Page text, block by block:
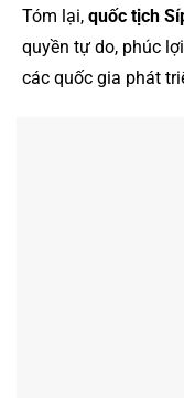
Tóm lại, quốc tịch
quyền tự do, phúc
các quốc gia phát